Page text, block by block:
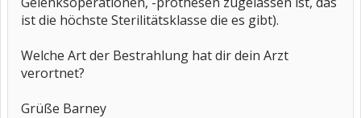
ist die höchste Sterilitätsklasse die es gibt).
Welche Art der Bestrahlung hat dir dein Arzt
verortnet?
Grüße Barney